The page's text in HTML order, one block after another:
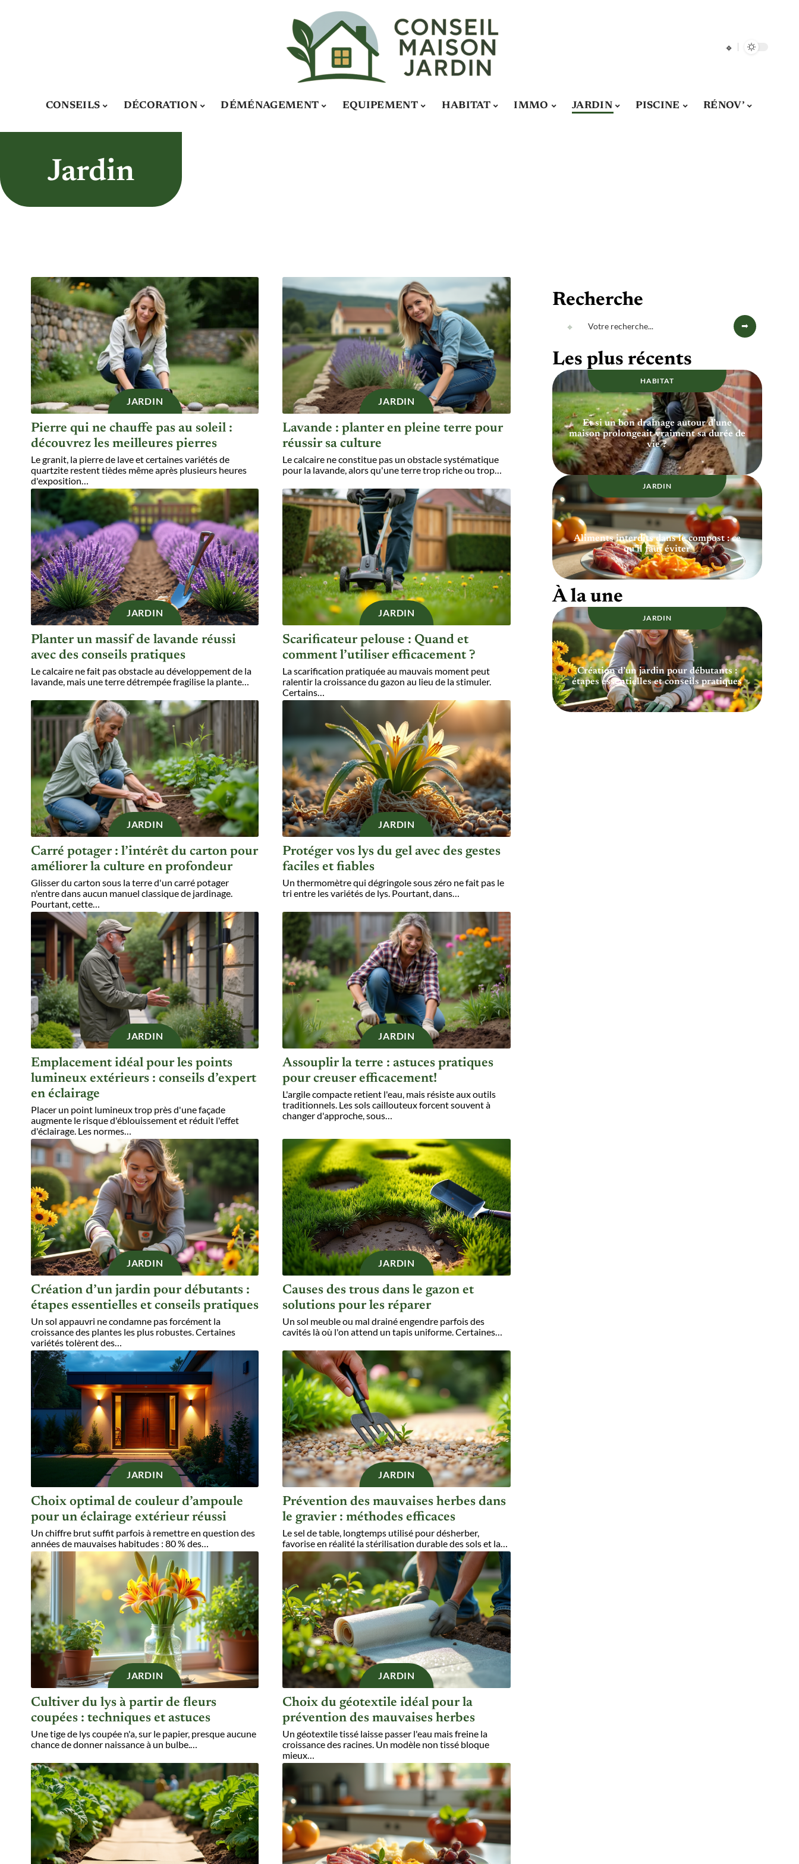
CONSEILS DÉCORATION DÉMÉNAGEMENT EQUIPEMENT HABITAT IMMO JARDIN PISCINE RÉNOV’
Jardin
JARDIN
Pierre qui ne chauffe pas au soleil :
découvrez les meilleures pierres
Le granit, la pierre de lave et certaines variétés de
quartzite restent tièdes même après plusieurs heures
d'exposition…
JARDIN
Lavande : planter en pleine terre pour
réussir sa culture
Le calcaire ne constitue pas un obstacle systématique
pour la lavande, alors qu'une terre trop riche ou trop…
JARDIN
Planter un massif de lavande réussi
avec des conseils pratiques
Le calcaire ne fait pas obstacle au développement de la
lavande, mais une terre détrempée fragilise la plante…
JARDIN
Scarificateur pelouse : Quand et
comment l’utiliser efficacement ?
La scarification pratiquée au mauvais moment peut
ralentir la croissance du gazon au lieu de la stimuler.
Certains…
JARDIN
Carré potager : l’intérêt du carton pour
améliorer la culture en profondeur
Glisser du carton sous la terre d'un carré potager
n'entre dans aucun manuel classique de jardinage.
Pourtant, cette…
JARDIN
Protéger vos lys du gel avec des gestes
faciles et fiables
Un thermomètre qui dégringole sous zéro ne fait pas le
tri entre les variétés de lys. Pourtant, dans…
JARDIN
Emplacement idéal pour les points
lumineux extérieurs : conseils d’expert
en éclairage
Placer un point lumineux trop près d'une façade
augmente le risque d'éblouissement et réduit l'effet
d'éclairage. Les normes…
JARDIN
Assouplir la terre : astuces pratiques
pour creuser efficacement!
L'argile compacte retient l'eau, mais résiste aux outils
traditionnels. Les sols caillouteux forcent souvent à
changer d'approche, sous…
JARDIN
Création d’un jardin pour débutants :
étapes essentielles et conseils pratiques
Un sol appauvri ne condamne pas forcément la
croissance des plantes les plus robustes. Certaines
variétés tolèrent des…
JARDIN
Causes des trous dans le gazon et
solutions pour les réparer
Un sol meuble ou mal drainé engendre parfois des
cavités là où l'on attend un tapis uniforme. Certaines…
JARDIN
Choix optimal de couleur d’ampoule
pour un éclairage extérieur réussi
Un chiffre brut suffit parfois à remettre en question des
années de mauvaises habitudes : 80 % des…
JARDIN
Prévention des mauvaises herbes dans
le gravier : méthodes efficaces
Le sel de table, longtemps utilisé pour désherber,
favorise en réalité la stérilisation durable des sols et la…
JARDIN
Cultiver du lys à partir de fleurs
coupées : techniques et astuces
Une tige de lys coupée n'a, sur le papier, presque aucune
chance de donner naissance à un bulbe.…
JARDIN
Choix du géotextile idéal pour la
prévention des mauvaises herbes
Un géotextile tissé laisse passer l'eau mais freine la
croissance des racines. Un modèle non tissé bloque
mieux…
Recherche
Les plus récents
HABITAT
Et si un bon drainage autour d’une
maison prolongeait vraiment sa durée de
vie ?
JARDIN
Aliments interdits dans le compost : ce
qu’il faut éviter
À la une
JARDIN
Création d’un jardin pour débutants :
étapes essentielles et conseils pratiques